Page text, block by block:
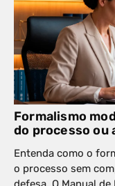
Formalismo
do processo ou
Entenda como o
o processo sem